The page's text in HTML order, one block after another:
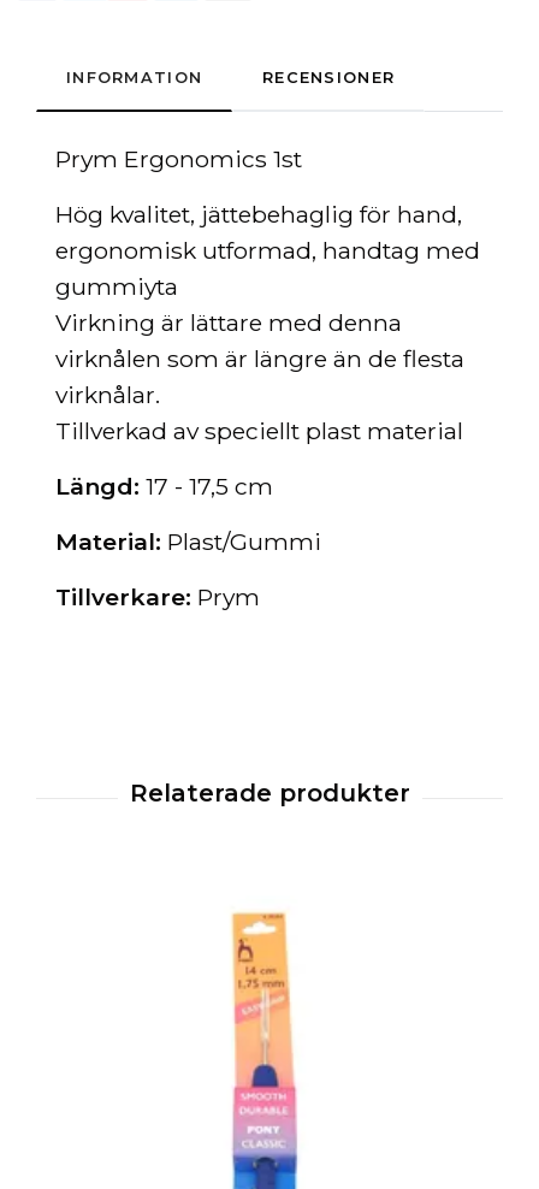
INFORMATION RECENSIONER
Prym Ergonomics 1st
Hög kvalitet, jättebehaglig för hand,
ergonomisk utformad, handtag med
gummiyta
Virkning är lättare med denna
virknålen som är längre än de flesta
virknålar.
Tillverkad av speciellt plast material
Längd: 17 - 17,5 cm
Material: Plast/Gummi
Tillverkare: Prym